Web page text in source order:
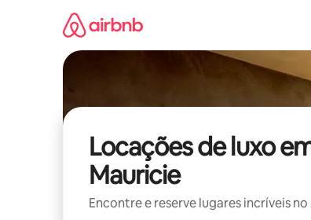
Locações de luxo
Mauricie
Encontre e reserve lugares incríveis